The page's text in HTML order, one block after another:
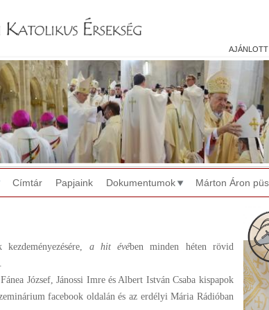
ajánlott
Címtár Papjaink Dokumentumok Márton Áron
a hit évében minden héten rövid
József, Jánossi Imre és Albert István Csaba kispapok
facebook oldalán és az erdélyi Mária Rádióban